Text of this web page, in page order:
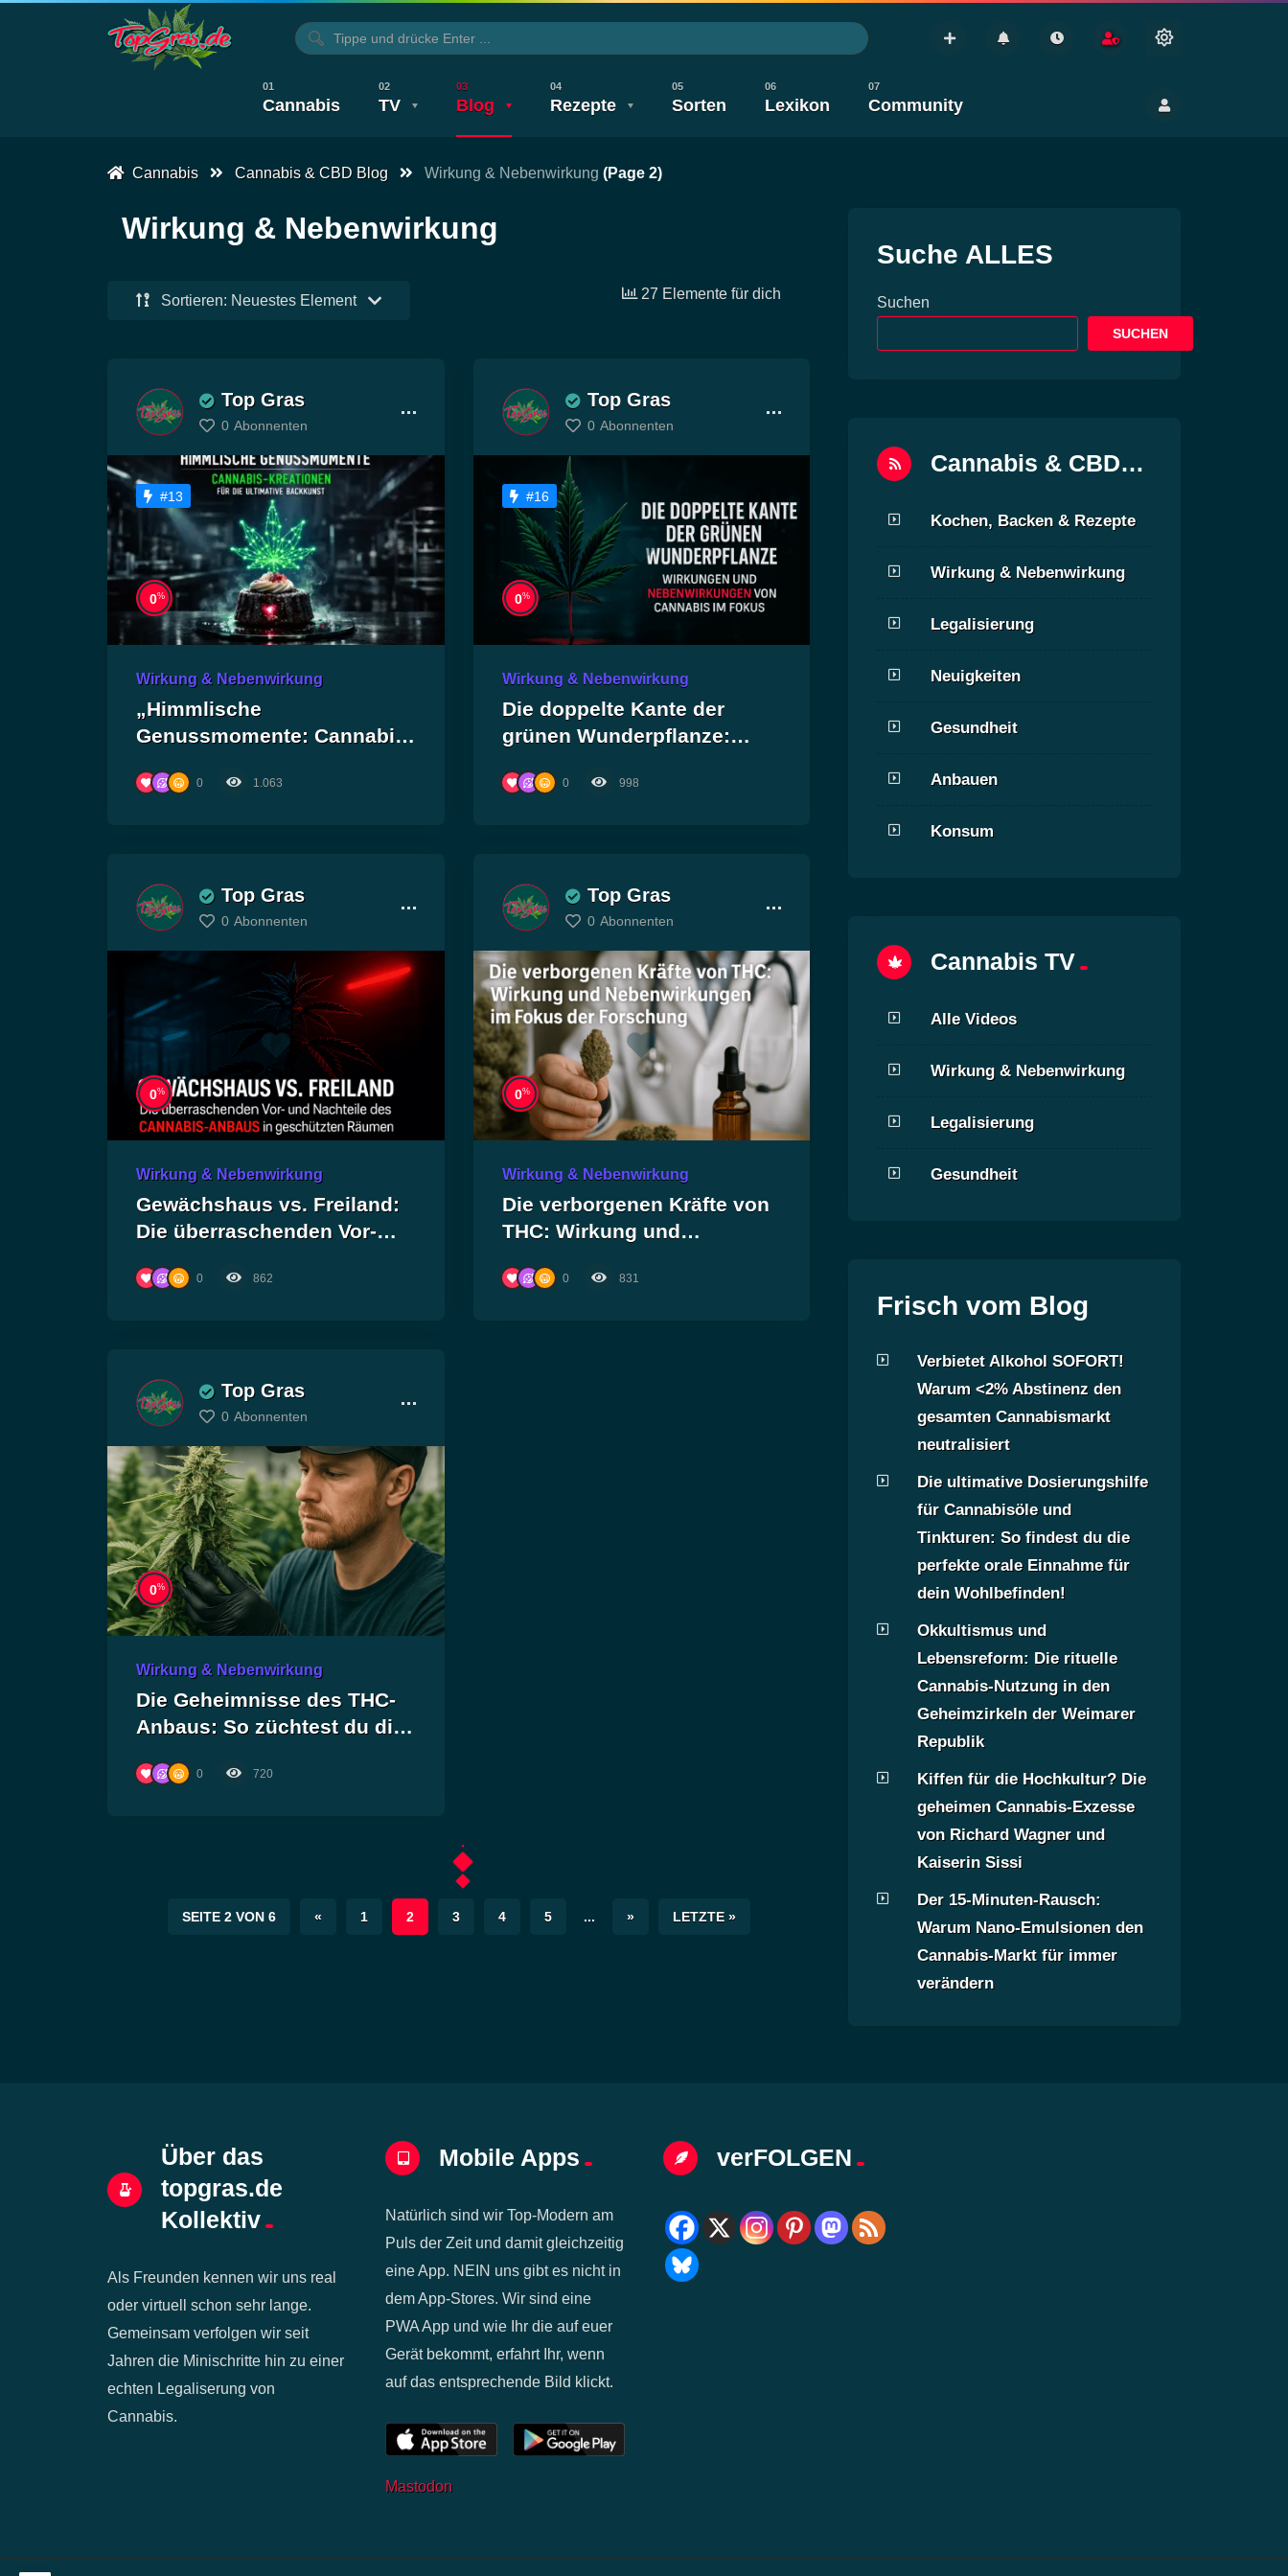
Cannabis TV Blog Rezepte Sorten Lexikon Community
Cannabis Cannabis & CBD Blog Wirkung & Nebenwirkung (Page 2)
Wirkung & Nebenwirkung
Sortieren: Neuestes Element 27 Elemente für dich
Top Gras
0 Abonnenten
#13
0%
Wirkung & Nebenwirkung
„Himmlische
Genussmomente: Cannabis-
Backkunst!“
0 1.063
Top Gras
0 Abonnenten
#16
0%
Wirkung & Nebenwirkung
Die doppelte Kante der
grünen Wunderpflanze:
Nebenwirkungen von
0 998
Top Gras
0 Abonnenten
0%
Wirkung & Nebenwirkung
Gewächshaus vs. Freiland:
Die überraschenden Vor-
Cannabis-Anbaus in
0 862
Top Gras
0 Abonnenten
0%
Wirkung & Nebenwirkung
Die verborgenen Kräfte von
THC: Wirkung und
der Forschung
0 831
Top Gras
0 Abonnenten
0%
Wirkung & Nebenwirkung
Die Geheimnisse des THC-
Anbaus: So züchtest du die
deinen eigenen Vorrat!
0 720
SEITE 2 VON 6 « 1 2 3 4 5 ... » LETZTE »
Suche ALLES
Suchen
SUCHEN
Cannabis & CBD
Kochen, Backen & Rezepte
Wirkung & Nebenwirkung
Legalisierung
Neuigkeiten
Gesundheit
Anbauen
Konsum
Cannabis TV
Alle Videos
Wirkung & Nebenwirkung
Legalisierung
Gesundheit
Frisch vom Blog
Verbietet Alkohol SOFORT!
Warum <2% Abstinenz den
gesamten Cannabismarkt
neutralisiert
Die ultimative Dosierungshilfe
für Cannabisöle und
Tinkturen: So findest du die
perfekte orale Einnahme für
dein Wohlbefinden!
Okkultismus und
Lebensreform: Die rituelle
Cannabis-Nutzung in den
Geheimzirkeln der Weimarer
Republik
Kiffen für die Hochkultur? Die
geheimen Cannabis-Exzesse
von Richard Wagner und
Kaiserin Sissi
Der 15-Minuten-Rausch:
Warum Nano-Emulsionen den
Cannabis-Markt für immer
verändern
Über das
topgras.de
Kollektiv
Als Freunden kennen wir uns real
oder virtuell schon sehr lange.
Gemeinsam verfolgen wir seit
Jahren die Minischritte hin zu einer
echten Legaliserung von
Cannabis.
Mobile Apps
Natürlich sind wir Top-Modern am
Puls der Zeit und damit gleichzeitig
eine App. NEIN uns gibt es nicht in
dem App-Stores. Wir sind eine
PWA App und wie Ihr die auf euer
Gerät bekommt, erfahrt Ihr, wenn
auf das entsprechende Bild klickt.
Mastodon
verFOLGEN